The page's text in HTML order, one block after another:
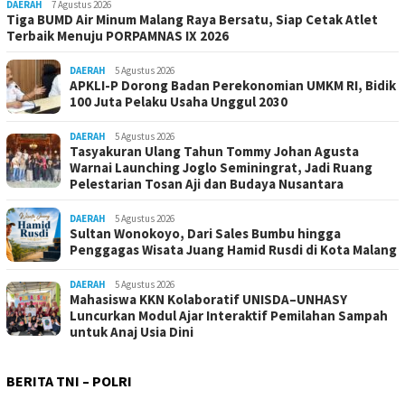
DAERAH 7 Agustus 2026
Tiga BUMD Air Minum Malang Raya Bersatu, Siap Cetak Atlet
Terbaik Menuju PORPAMNAS IX 2026
DAERAH 5 Agustus 2026
APKLI-P Dorong Badan Perekonomian UMKM RI, Bidik
100 Juta Pelaku Usaha Unggul 2030
DAERAH 5 Agustus 2026
Tasyakuran Ulang Tahun Tommy Johan Agusta
Warnai Launching Joglo Seminingrat, Jadi Ruang
Pelestarian Tosan Aji dan Budaya Nusantara
DAERAH 5 Agustus 2026
Sultan Wonokoyo, Dari Sales Bumbu hingga
Penggagas Wisata Juang Hamid Rusdi di Kota Malang
DAERAH 5 Agustus 2026
Mahasiswa KKN Kolaboratif UNISDA–UNHASY
Luncurkan Modul Ajar Interaktif Pemilahan Sampah
untuk Anaj Usia Dini
BERITA TNI – POLRI